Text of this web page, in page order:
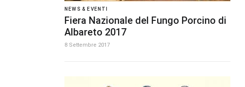
NEWS & EVENTI
Fiera Nazionale del Fungo Porcino di
Albareto 2017
8 Settembre 2017